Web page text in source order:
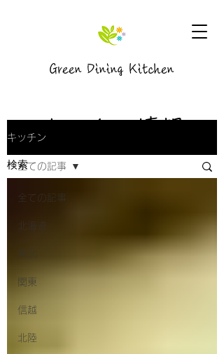
Green Dining Kitchen
キッチン情報
キッチン
全ての記事
北海道
東北
関東
信越
北陸
全ての記事